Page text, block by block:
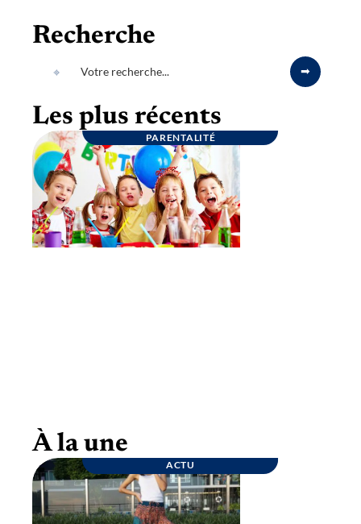
Recherche
Les plus récents
PARENTALITÉ
ENTREPRISE
À la une
ACTU